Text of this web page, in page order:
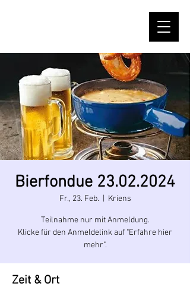
Bierfondue 23.02.2024
Fr., 23. Feb. Kriens
Teilnahme nur mit Anmeldung.
Klicke für den Anmeldelink auf "Erfahre hier
mehr".
Zeit & Ort